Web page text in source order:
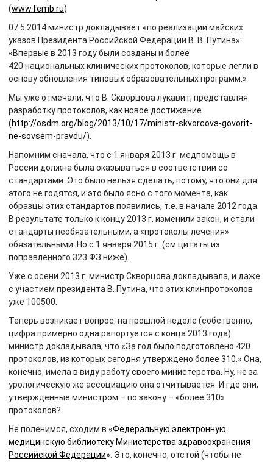
(www.femb.ru)
07.5.2014 министр докладывает «по реализации майских
указов Президента Российской Федерации В. В. Путина»:
«Впервые в 2013 году были созданы и более
420 национальных клинических протоколов, которые легли в
основу обновления типовых образовательных программ.»
Мы уже отмечали, что В. Скворцова лукавит, представляя
разработку протоколов, как новое достижение
(http://osdm.org/blog/2013/10/17/ministr-skvorcova-govorit-
ne-sovsem-pravdu/).
Напомним сначала, что с 1 января 2013 г. медпомощь в
России должна была оказываться в соответствии со
стандартами. Это было нельзя сделать, потому, что они для
этого не годятся, и это было ясно с того момента, как
образцы этих стандартов появились, т.е. в начале 2012 года.
В результате только к концу 2013 г. изменили закон, и стали
стандарты необязательными, а «протоколы лечения»
обязательными. Но с 1 января 2015 г. (см цитаты из
поправленного 323 ФЗ ниже).
Уже с осени 2013 г. министр Скворцова докладывала, и даже
с участием президента В. Путина, что этих клинпротоколов
уже 100500.
Теперь возникает вопрос: на прошлой неделе (собственно,
цифра примерно одна рапортуется с конца 2013 года)
министр докладывала, что «За год было подготовлено 420
протоколов, из которых сегодня утверждено более 310.» Она,
конечно, имела в виду работу своего министерства. Ну, не за
урологическую же ассоциацию она отчитывается. И где они,
утвержденные министром – по закону – «более 310»
протоколов?
Не поленимся, сходим в «Федеральную электронную
медицинскую библиотеку Министерства здравоохранения
Российской Федерации». Это, конечно, отстой (чтобы не